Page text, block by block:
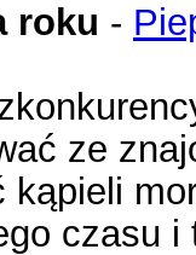
roku -
ze
kąpieli
czasu